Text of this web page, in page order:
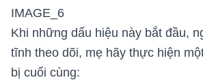
IMAGE_6
Khi những dấu hiệu này bắt đầu,
tĩnh theo dõi, mẹ hãy thực hiện
bị cuối cùng: